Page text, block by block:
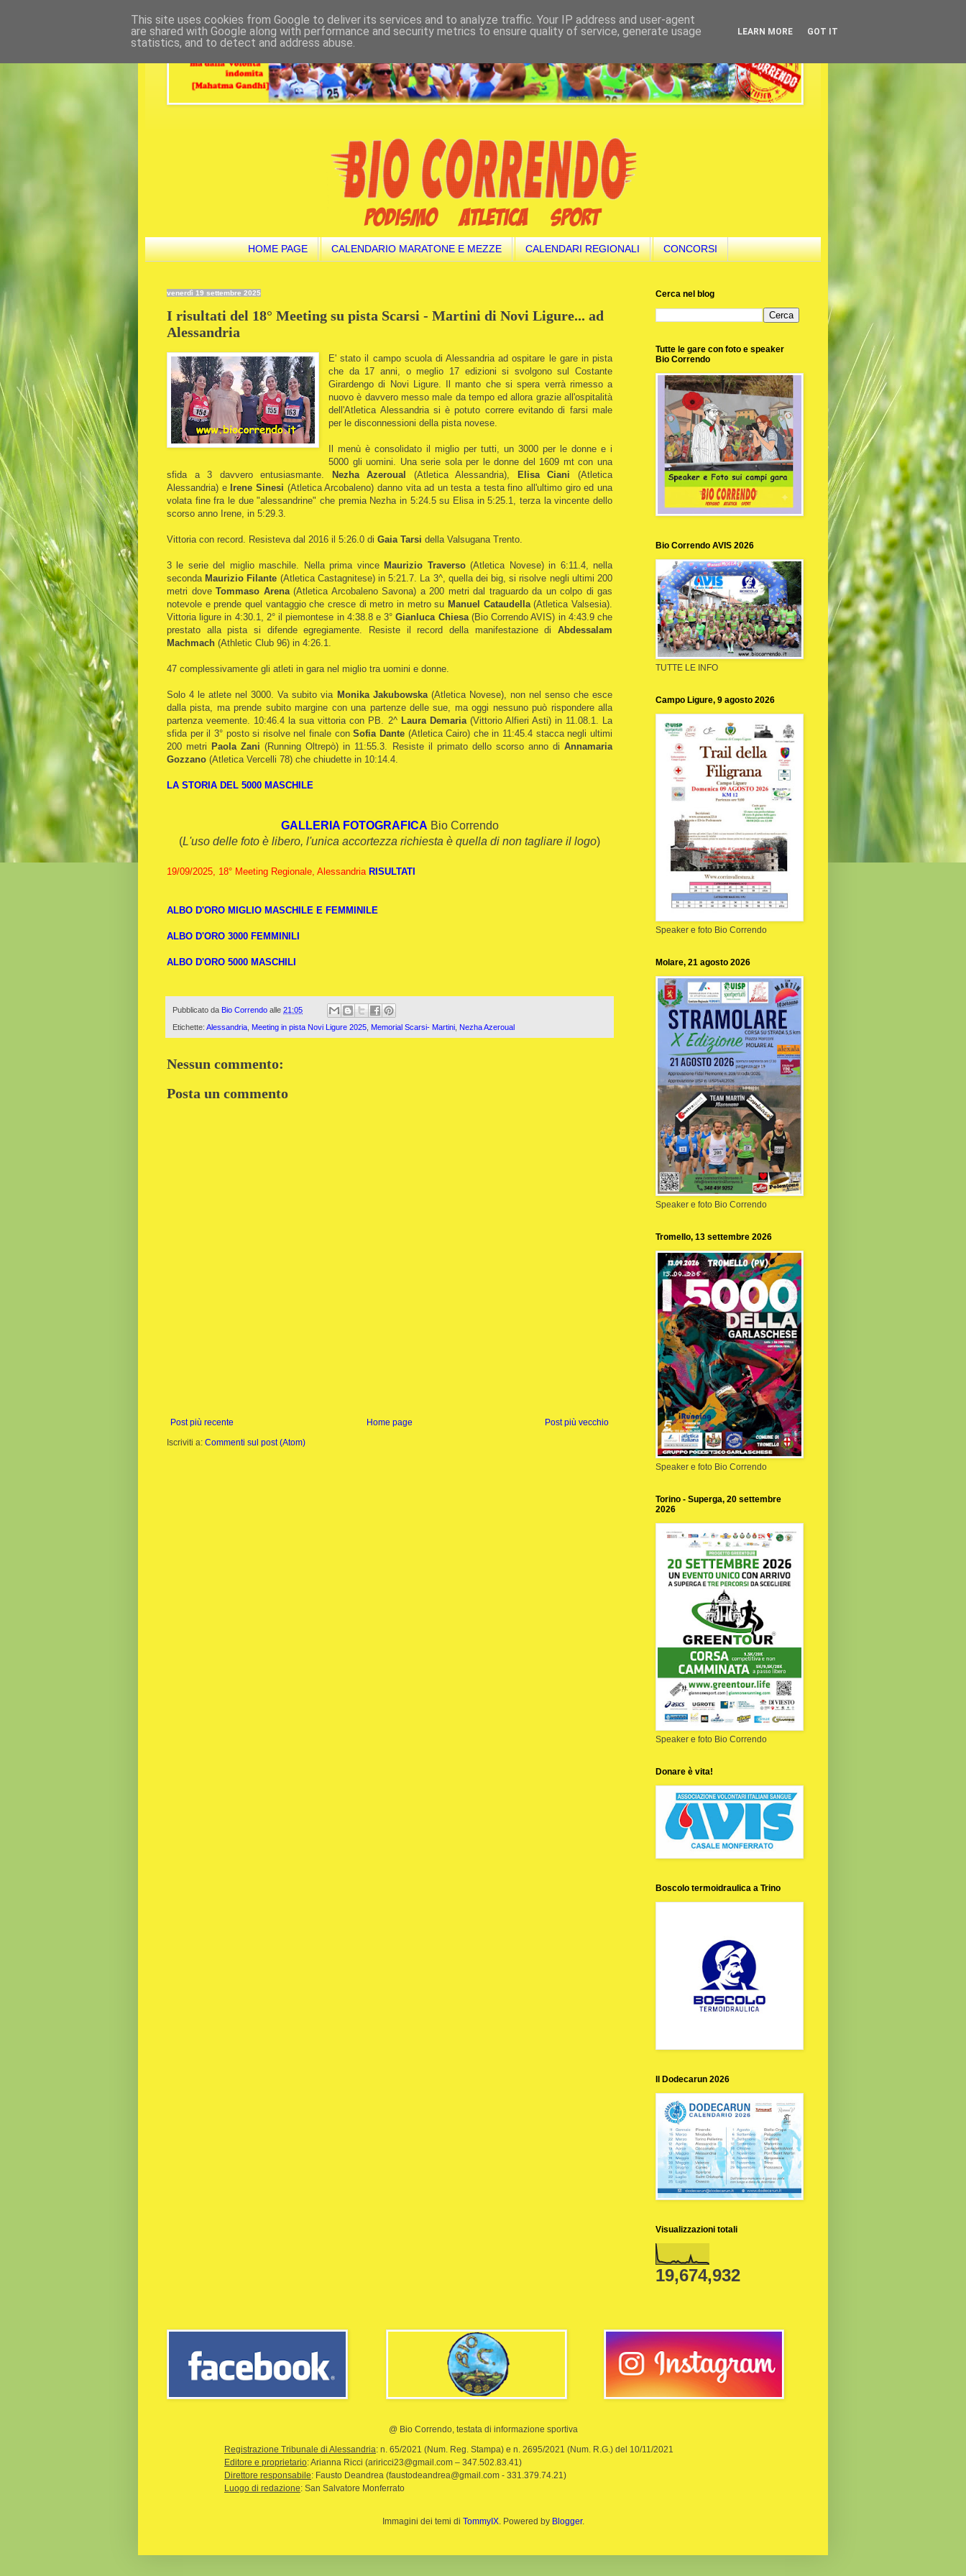
HOME PAGE CALENDARIO MARATONE E MEZZE CALENDARI REGIONALI CONCORSI
venerdì 19 settembre 2025
I risultati del 18° Meeting su pista Scarsi - Martini di Novi Ligure... ad
Alessandria
E' stato il campo scuola di Alessandria ad ospitare le gare in pista
che da 17 anni, o meglio 17 edizioni si svolgono sul Costante
Girardengo di Novi Ligure.
Il manto che si spera verrà rimesso a
nuovo è davvero messo male da tempo ed allora grazie all'ospitalità
dell'Atletica Alessandria si è potuto correre evitando di farsi male
per le disconnessioni della pista novese.
Il menù è consolidato il miglio per tutti, un 3000 per le donne e i
5000 gli uomini. Una serie sola per le donne del 1609 mt con una
sfida a 3 davvero entusiasmante.
Nezha Azeroual (Atletica Alessandria), Elisa Ciani (Atletica
Alessandria) e Irene Sinesi (Atletica Arcobaleno) danno vita ad un testa a testa fino all'ultimo giro ed una
volata fine fra le due "alessandrine" che premia Nezha in 5:24.5 su Elisa in 5:25.1, terza la vincente dello
scorso anno Irene, in 5:29.3.
Vittoria con record. Resisteva dal 2016 il 5:26.0 di Gaia Tarsi della Valsugana Trento.
3 le serie del miglio maschile. Nella prima vince Maurizio Traverso(Atletica Novese) in 6:11.4, nella
seconda Maurizio Filante (Atletica Castagnitese) in 5:21.7. La 3^, quella dei big, si risolve negli ultimi 200
metri dove Tommaso Arena (Atletica Arcobaleno Savona) a 200 metri dal traguardo da un colpo di gas
notevole e prende quel vantaggio che cresce di metro in metro su Manuel Cataudella(Atletica Valsesia).
Vittoria ligure in 4:30.1, 2° il piemontese in 4:38.8 e 3°Gianluca Chiesa(Bio Correndo AVIS) in 4:43.9 che
prestato alla pista si difende egregiamente. Resiste il record della manifestazione di Abdessalam
Machmach (Athletic Club 96) in 4:26.1.
47 complessivamente gli atleti in gara nel miglio tra uomini e donne.
Solo 4 le atlete nel 3000. Va subito via Monika Jakubowska(Atletica Novese), non nel senso che esce
dalla pista, ma prende subito margine con una partenze delle sue, ma oggi nessuno può rispondere alla
partenza veemente. 10:46.4 la sua vittoria con PB. 2^ Laura Demaria(Vittorio Alfieri Asti) in 11.08.1. La
sfida per il 3° posto si risolve nel finale conSofia Dante (Atletica Cairo) che in 11:45.4 stacca negli ultimi
200 metri Paola Zani (Running Oltrepò) in 11:55.3. Resiste il primato dello scorso anno diAnnamaria
Gozzano (Atletica Vercelli 78) che chiudette in 10:14.4.
LA STORIA DEL 5000 MASCHILE
GALLERIA FOTOGRAFICA Bio Correndo
(L'uso delle foto è libero, l'unica accortezza richiesta è quella di non tagliare il logo)
19/09/2025, 18° Meeting Regionale, Alessandria RISULTATI
ALBO D'ORO MIGLIO MASCHILE E FEMMINILE
ALBO D'ORO 3000 FEMMINILI
ALBO D'ORO 5000 MASCHILI
Pubblicato da Bio Correndo alle 21:05
Etichette: Alessandria Meeting in pista Novi Ligure 2025 Memorial Scarsi- Martini Nezha Azeroual
Nessun commento:
Posta un commento
Post più recente Post più vecchio
Home page
Iscriviti a: Commenti sul post (Atom)
Cerca nel blog
Tutte le gare con foto e speaker
Bio Correndo
Bio Correndo AVIS 2026
TUTTE LE INFO
Campo Ligure, 9 agosto 2026
Speaker e foto Bio Correndo
Molare, 21 agosto 2026
Speaker e foto Bio Correndo
Tromello, 13 settembre 2026
Speaker e foto Bio Correndo
Torino - Superga, 20 settembre
2026
Speaker e foto Bio Correndo
Donare è vita!
Boscolo termoidraulica a Trino
Il Dodecarun 2026
Visualizzazioni totali
19,674,932
@ Bio Correndo, testata di informazione sportiva
Registrazione Tribunale di Alessandria: n. 65/2021 (Num. Reg. Stampa) e n. 2695/2021 (Num. R.G.) del 10/11/2021
Editore e proprietario: Arianna Ricci (ariricci23@gmail.com – 347.502.83.41)
Direttore responsabile: Fausto Deandrea (faustodeandrea@gmail.com - 331.379.74.21)
Luogo di redazione: San Salvatore Monferrato
Immagini dei temi di TommyIX. Powered by Blogger.
This site uses cookies from Google to deliver its services and to analyze traffic. Your IP address and user-agent
are shared with Google along with performance and security metrics to ensure quality of service, generate usage
statistics, and to detect and address abuse.
LEARN MORE GOT IT